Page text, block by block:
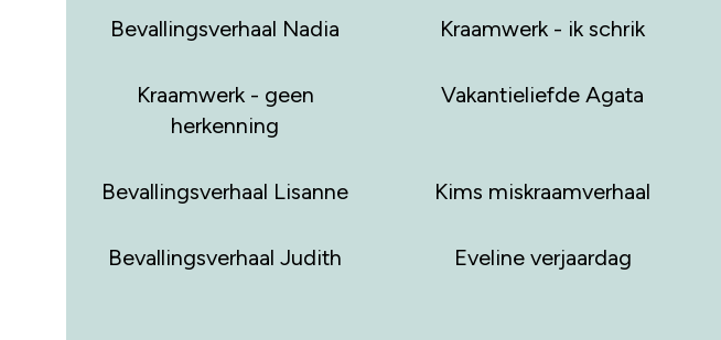
Bevallingsverhaal Nadia Kraamwerk - ik schrik
Kraamwerk - geen
herkenning
Vakantieliefde Agata
Bevallingsverhaal Lisanne Kims miskraamverhaal
Bevallingsverhaal Judith Eveline verjaardag